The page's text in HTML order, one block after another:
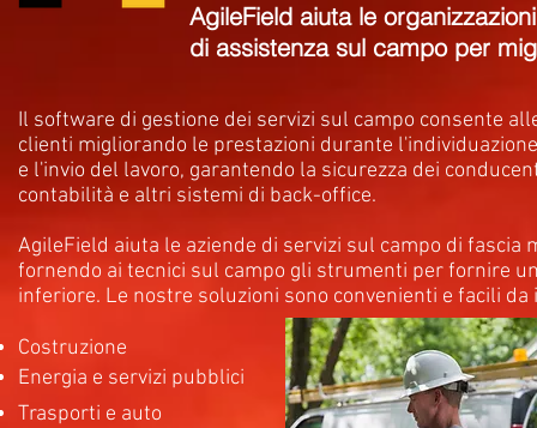
Il software di gestione dei servizi sul campo consente
clienti migliorando le prestazioni durante
e l'invio del lavoro, garantendo la sicurezza dei
contabilità e altri sistemi di back-office.
AgileField aiuta le aziende di servizi sul campo di fascia
fornendo ai tecnici sul campo gli strumenti per fornire
inferiore. Le nostre soluzioni sono convenienti e facili
Costruzione
Energia e servizi pubblici
Trasporti e auto
AgileField aiuta le
di assistenza sul campo per